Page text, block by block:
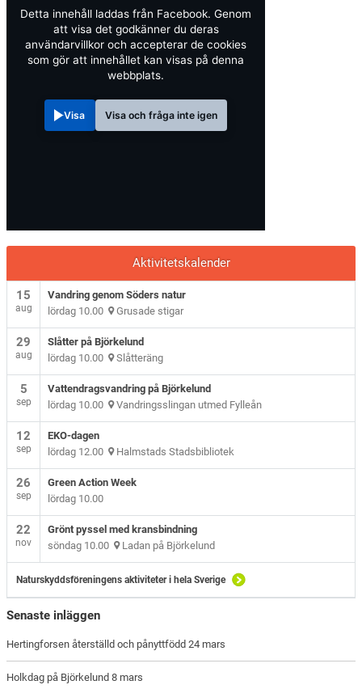
Detta innehåll laddas från Facebook. Genom
att visa det godkänner du deras
användarvillkor och accepterar de cookies
som gör att innehållet kan visas på denna
webbplats.
Visa Visa och fråga inte igen
Aktivitetskalender
15
aug
Vandring genom Söders natur
lördag 10.00 Grusade stigar
29
aug
Slåtter på Björkelund
lördag 10.00 Slåtteräng
5
sep
Vattendragsvandring på Björkelund
lördag 10.00 Vandringsslingan utmed Fylleån
12
sep
EKO-dagen
lördag 12.00 Halmstads Stadsbibliotek
26
sep
Green Action Week
lördag 10.00
22
nov
Grönt pyssel med kransbindning
söndag 10.00 Ladan på Björkelund
Naturskyddsföreningens aktiviteter i hela Sverige
Senaste inläggen
Hertingforsen återställd och pånyttfödd 24 mars
Holkdag på Björkelund 8 mars